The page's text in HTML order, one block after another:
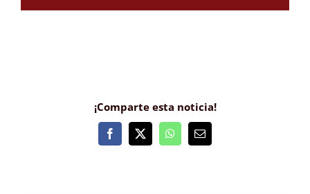
¡Comparte esta noticia!
Facebook
X WhatsAppCorreo